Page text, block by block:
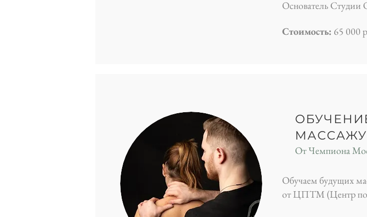
Основатель Студии
Стоимость: 65 000
МАССАЖУ
От Чемпиона
Обучаем будущих
от ЦПТМ (Центр